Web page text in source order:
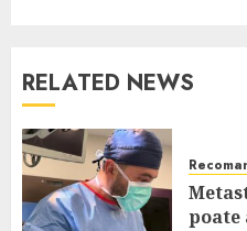
RELATED NEWS